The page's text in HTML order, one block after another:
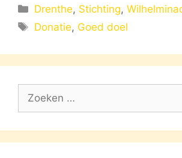
Categorieën
Drenthe, Stichting,
Tags
Donatie, Goed doel
Zoek